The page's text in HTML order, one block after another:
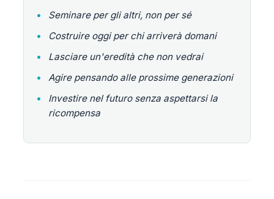
•
Seminare per gli altri, non per sé
•
Costruire oggi per chi arriverà domani
•
Lasciare un'eredità che non vedrai
•
Agire pensando alle prossime generazioni
•
Investire nel futuro senza aspettarsi la
ricompensa